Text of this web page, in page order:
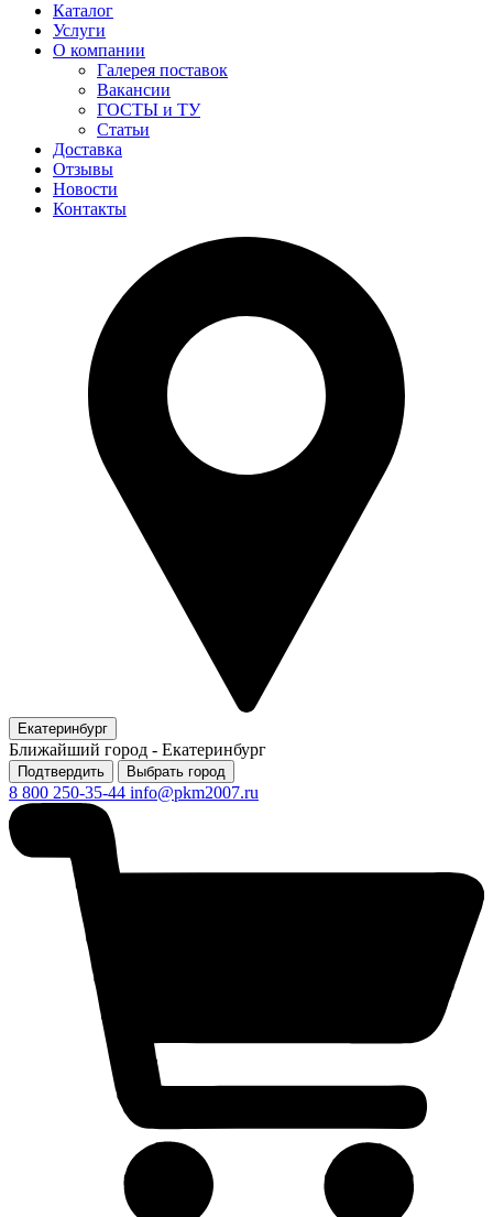
Каталог
Услуги
О компании
Галерея поставок
Вакансии
ГОСТЫ и ТУ
Статьи
Доставка
Отзывы
Новости
Контакты
Екатеринбург
Ближайший город - Екатеринбург
Подтвердить Выбрать город
8 800 250-35-44 info@pkm2007.ru